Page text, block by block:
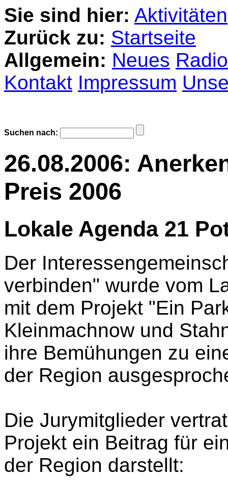
Sie sind hier: Aktivitäten
Zurück zu: Startseite
Allgemein: Neues
Kontakt Impressum
Suchen nach:
26.08.2006:
Preis 2006
Lokale Agenda 21
Der
verbinden" wurde vom
mit dem Projekt "Ein
Kleinmachnow und
ihre Bemühungen zu
der Region
Die Jurymitglieder
Projekt ein Beitrag für
der Region darstellt: